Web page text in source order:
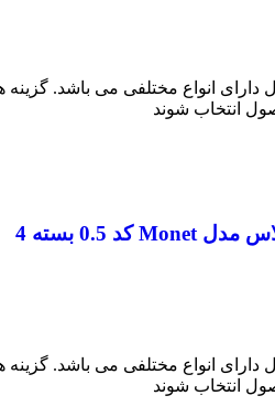
دارای انواع مختلفی می باشد. گزینه
انتخاب شوند
روان نویس کریتورز کلاس مدل Monet کد 0.5 بسته 4
دارای انواع مختلفی می باشد. گزینه
انتخاب شوند